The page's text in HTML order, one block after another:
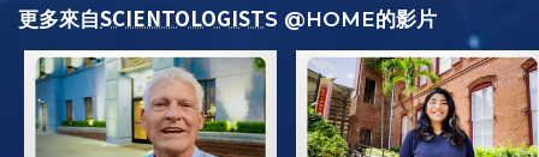
更多來自SCIENTOLOGISTS @HOME的影片